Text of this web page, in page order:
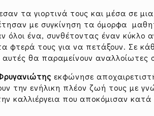
τα γιορτινά τους και μέσα σε
με συγκίνηση τα όμορφα
όλοι ένα, συνθέτοντας έναν
φτερά τους για να πετάξουν. Σε
αυτές θα παραμείνουν αναλλοίωτες
εκφώνησε
την ενήλικη πλέον ζωή τους με
καλλιέργεια που αποκόμισαν